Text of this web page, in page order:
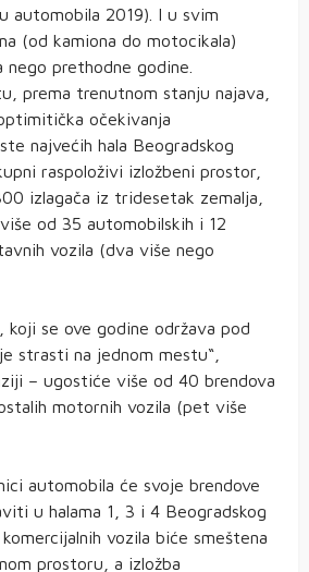
automobila 2019). I u svim
(od kamiona do motocikala)
nego prethodne godine.
prema trenutnom stanju najava,
očekivanja
najvećih hala Beogradskog
raspoloživi izložbeni prostor,
izlagača iz tridesetak zemalja,
od 35 automobilskih i 12
vozila (dva više nego
koji se ove godine održava pod
strasti na jednom mestu“,
– ugostiće više od 40 brendova
motornih vozila (pet više
automobila će svoje brendove
u halama 1, 3 i 4 Beogradskog
vozila biće smeštena
prostoru, a izložba